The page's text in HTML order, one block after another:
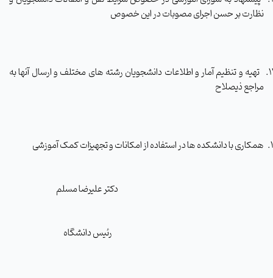
نظارت بر حسن اجرای مصوبات در این خصوص
تهیه و تنظیم آمار و اطلاعات دانشجویان رشته های مختلف و ارسال آنها به
مراجع ذیصلاح
همکاری با دانشکده ها در استفاده از امکانات و تجهیزات کمک آموزشی
دکتر علیرضا مسلم
رئیس دانشگاه